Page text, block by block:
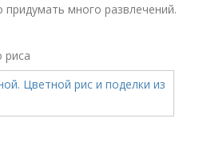
много развлечений.
риса